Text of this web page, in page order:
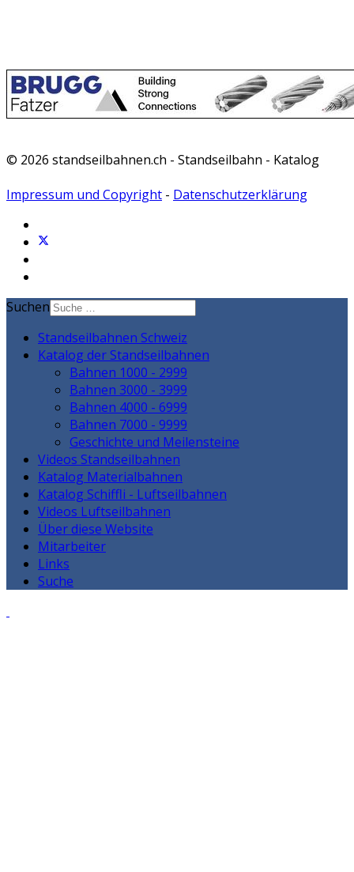
© 2026 standseilbahnen.ch - Standseilbahn - Katalog
Impressum und Copyright - Datenschutzerklärung
Suchen
Standseilbahnen Schweiz
Katalog der Standseilbahnen
Bahnen 1000 - 2999
Bahnen 3000 - 3999
Bahnen 4000 - 6999
Bahnen 7000 - 9999
Geschichte und Meilensteine
Videos Standseilbahnen
Katalog Materialbahnen
Katalog Schiffli - Luftseilbahnen
Videos Luftseilbahnen
Über diese Website
Mitarbeiter
Links
Suche